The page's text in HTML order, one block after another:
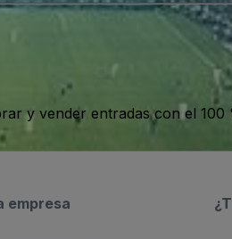
y vender entradas con el 100
empresa